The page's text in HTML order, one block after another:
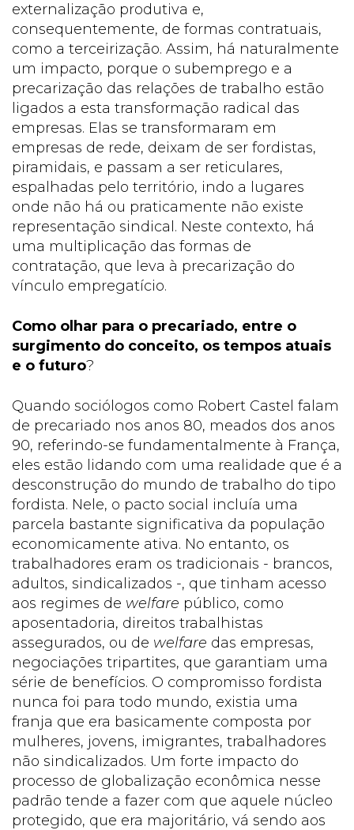
externalização produtiva e,
consequentemente, de formas contratuais,
como a terceirização. Assim, há naturalmente
um impacto, porque o subemprego e a
precarização das relações de trabalho estão
ligados a esta transformação radical das
empresas. Elas se transformaram em
empresas de rede, deixam de ser fordistas,
piramidais, e passam a ser reticulares,
espalhadas pelo território, indo a lugares
onde não há ou praticamente não existe
representação sindical. Neste contexto, há
uma multiplicação das formas de
contratação, que leva à precarização do
vínculo empregatício.
Como olhar para o precariado, entre o
surgimento do conceito, os tempos atuais
e o futuro?
Quando sociólogos como Robert Castel falam
de precariado nos anos 80, meados dos anos
90, referindo-se fundamentalmente à França,
eles estão lidando com uma realidade que é a
desconstrução do mundo de trabalho do tipo
fordista. Nele, o pacto social incluía uma
parcela bastante significativa da população
economicamente ativa. No entanto, os
trabalhadores eram os tradicionais - brancos,
adultos, sindicalizados -, que tinham acesso
aos regimes de welfare público, como
aposentadoria, direitos trabalhistas
assegurados, ou de welfare das empresas,
negociações tripartites, que garantiam uma
série de benefícios. O compromisso fordista
nunca foi para todo mundo, existia uma
franja que era basicamente composta por
mulheres, jovens, imigrantes, trabalhadores
não sindicalizados. Um forte impacto do
processo de globalização econômica nesse
padrão tende a fazer com que aquele núcleo
protegido, que era majoritário, vá sendo aos